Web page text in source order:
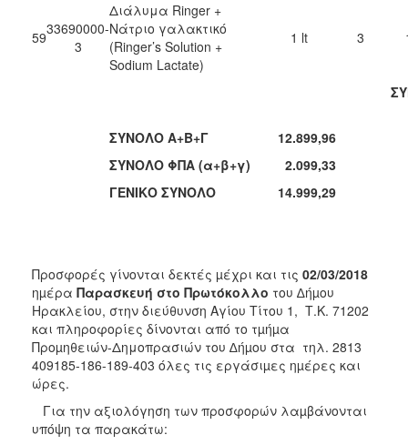
5933690000-
3
Διάλυμα Ringer +
Νάτριο γαλακτικό
(Ringer’s Solution +
Sodium Lactate)
1 lt 3
ΣΥΝΟΛΟ Α+Β+Γ
12.899,96
ΣΥΝΟΛΟ ΦΠΑ (α+β+γ)
2.099,33
ΓΕΝΙΚΟ ΣΥΝΟΛΟ
14.999,29
Προσφορές γίνονται δεκτές µέχρι και τις 02/03/2018
ηµέρα Παρασκευή στο Πρωτόκολλο του ∆ήµου
Ηρακλείου, στην διεύθυνση Αγίου Τίτου 1, Τ.Κ. 71202
και πληροφορίες δίνονται από το τµήµα
Προµηθειών-Δημοπρασιών του ∆ήµου στα τηλ. 2813
409185-186-189-403 όλες τις εργάσιµες ηµέρες και
ώρες.
Για την αξιολόγηση των προσφορών λαµβάνονται
υπόψη τα παρακάτω: